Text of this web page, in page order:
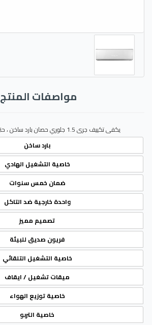
مواصفات المنتج
يكفى تكييف جرى 1.5 جلوري حصان بارد ساخن ، حتى مساحة 12 متر .
بارد ساخن
خاصية التشغيل الهادي
ضمان خمس سنوات
واحدة خارجية ضد التاكل
تصميم مميز
فريون صديق للبيئة
خاصية التشغيل التلقائي
ميقات تشغيل / ايقاف
خاصية توزيع الهواء
خاصية التربو